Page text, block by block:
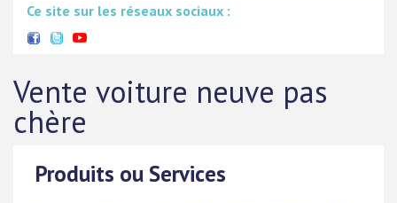
Ce site sur les réseaux sociaux :
Vente voiture neuve pas
chère
Produits ou Services